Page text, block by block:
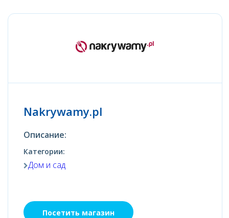
Nakrywamy.pl
Описание:
Категории:
Дом и сад
Посетить магазин